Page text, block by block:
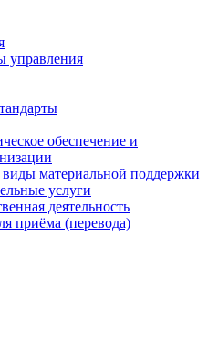
управления
обеспечение и
материальной поддержки
услуги
деятельность
приёма (перевода)